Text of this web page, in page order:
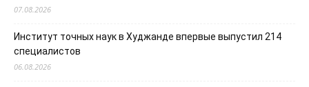
07.08.2026
Институт точных наук в Худжанде впервые выпустил 214
специалистов
06.08.2026